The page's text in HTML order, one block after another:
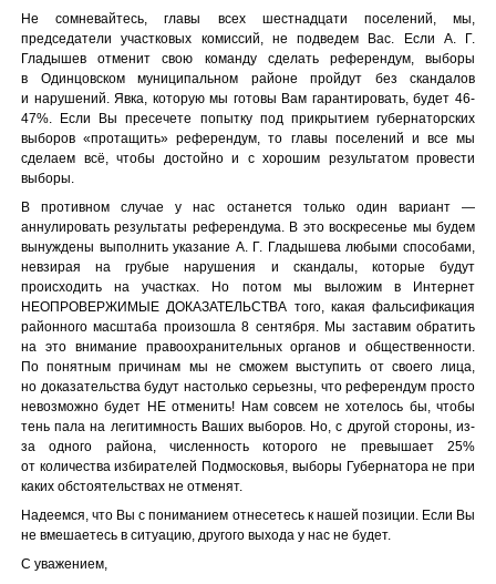
Не сомневайтесь, главы всех шестнадцати поселений, мы,
председатели участковых комиссий, не подведем Вас. Если А. Г.
Гладышев отменит свою команду сделать референдум, выборы
в Одинцовском муниципальном районе пройдут без скандалов
и нарушений. Явка, которую мы готовы Вам гарантировать, будет 46-
47%. Если Вы пресечете попытку под прикрытием губернаторских
выборов «протащить» референдум, то главы поселений и все мы
сделаем всё, чтобы достойно и с хорошим результатом провести
выборы.
В противном случае у нас останется только один вариант —
аннулировать результаты референдума. В это воскресенье мы будем
вынуждены выполнить указание А. Г. Гладышева любыми способами,
невзирая на грубые нарушения и скандалы, которые будут
происходить на участках. Но потом мы выложим в Интернет
НЕОПРОВЕРЖИМЫЕ ДОКАЗАТЕЛЬСТВА того, какая фальсификация
районного масштаба произошла 8 сентября. Мы заставим обратить
на это внимание правоохранительных органов и общественности.
По понятным причинам мы не сможем выступить от своего лица,
но доказательства будут настолько серьезны, что референдум просто
невозможно будет НЕ отменить! Нам совсем не хотелось бы, чтобы
тень пала на легитимность Ваших выборов. Но, с другой стороны, из-
за одного района, численность которого не превышает 25%
от количества избирателей Подмосковья, выборы Губернатора не при
каких обстоятельствах не отменят.
Надеемся, что Вы с пониманием отнесетесь к нашей позиции. Если Вы
не вмешаетесь в ситуацию, другого выхода у нас не будет.
С уважением,